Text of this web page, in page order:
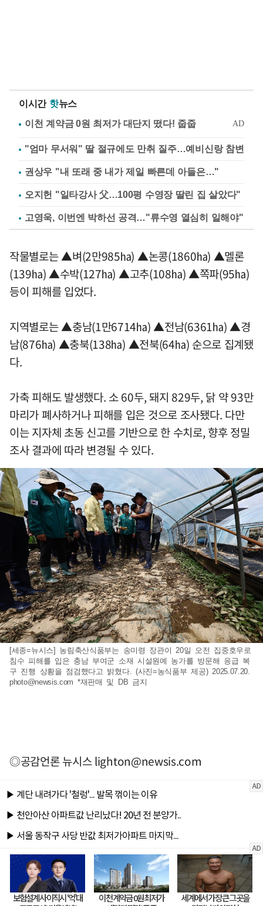
이시간 핫뉴스
"엄마 무서워" 딸 절규에도 만취 질주…예비신랑 참변
권상우 "내 또래 중 내가 제일 빠른데 아들은…"
오지헌 "일타강사 父…100평 수영장 딸린 집 살았다"
고영욱, 이번엔 박하선 공격…"류수영 열심히 일해야"
작물별로는 ▲벼(2만985㏊) ▲논콩(1860㏊) ▲멜론
(139㏊) ▲수박(127㏊) ▲고추(108㏊) ▲쪽파(95㏊)
등이 피해를 입었다.
지역별로는 ▲충남(1만6714㏊) ▲전남(6361㏊) ▲경
남(876㏊) ▲충북(138㏊) ▲전북(64㏊) 순으로 집계됐
다.
가축 피해도 발생했다. 소 60두, 돼지 829두, 닭 약 93만
마리가 폐사하거나 피해를 입은 것으로 조사됐다. 다만
이는 지자체 초동 신고를 기반으로 한 수치로, 향후 정밀
조사 결과에 따라 변경될 수 있다.
[세종=뉴시스] 농림축산식품부는 송미령 장관이 20일 오전 집중호우로
침수 피해를 입은 충남 부여군 소재 시설원예 농가를 방문해 응급 복
구 진행 상황을 점검했다고 밝혔다. (사진=농식품부 제공) 2025.07.20.
photo@newsis.com *재판매 및 DB 금지
◎공감언론 뉴시스lighton@newsis.com